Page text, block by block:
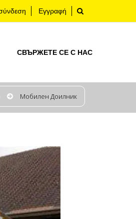
Εγγραφή
СВЪРЖЕТЕ СЕ С НАС
Мобилен Доилник